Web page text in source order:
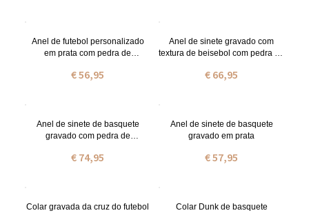
Anel de futebol personalizado
em prata com pedra de
€ 56,95
Anel de sinete gravado com
textura de beisebol com pedra de
€ 66,95
Anel de sinete de basquete
gravado com pedra de
€ 74,95
Anel de sinete de basquete
gravado em prata
€ 57,95
Colar gravada da cruz do futebol
Colar Dunk de basquete